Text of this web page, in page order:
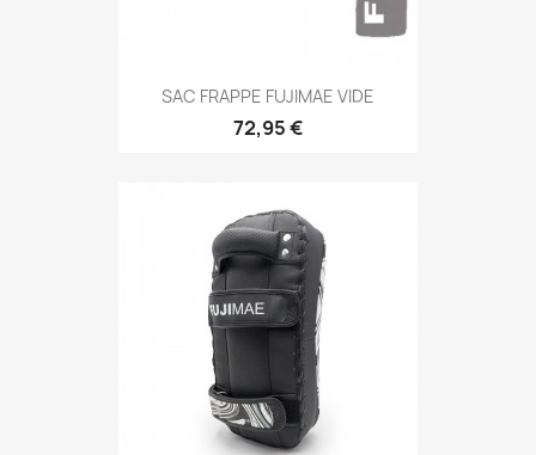
Aperçu rapide
SAC FRAPPE FUJIMAE VIDE
72,95 €